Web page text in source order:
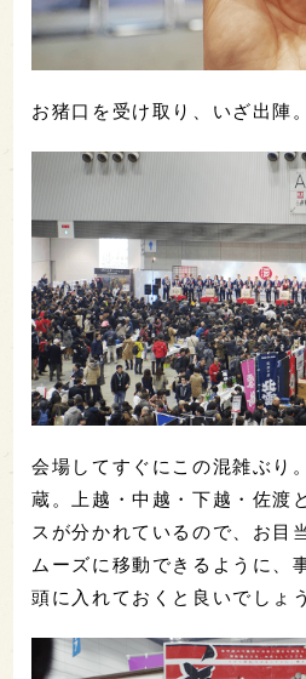
お猪口を受け取り、いざ出陣。
会場してすぐにこの混雑ぶり
蔵。上越・中越・下越・佐渡
スが分かれているので、お目
ムーズに移動できるように、
頭に入れておくと良いでしょ